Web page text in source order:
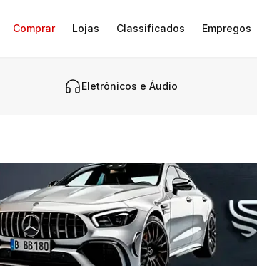
Comprar Lojas Classificados Empregos
Eletrônicos e Áudio